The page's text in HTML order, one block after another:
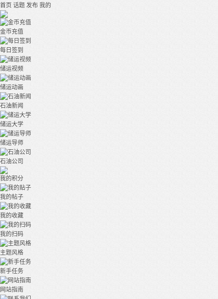
首页 话题 发布 我的
金币充值
每日签到
储运视频
储运动画
石油新闻
储运大学
储运导师
石油公司
我的积分
我的帖子
我的收藏
我的扫码
主题风格
新手任务
网站指南